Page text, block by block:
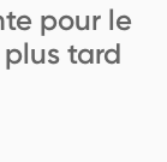
pour le
tard